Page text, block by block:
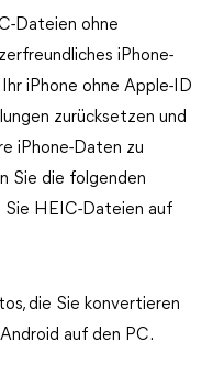
Dateien ohne
iPhone-
iPhone ohne Apple-ID
zurücksetzen und
iPhone-Daten zu
Sie die folgenden
Sie HEIC-Dateien auf
die Sie konvertieren
auf den PC.